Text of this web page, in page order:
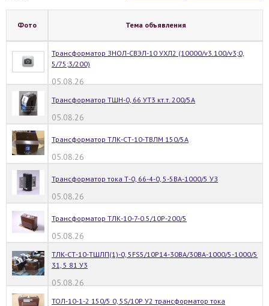
Фото Тема объявления
Трансформатор ЗНОЛ-СВЭЛ-10 УХЛ2 (10000/v3.100/v3;0,
5/75;3/200)
05.08.26
Трансформатор ТШН-0, 66 УТ3 кт.т. 200/5А
05.08.26
Трансформатор ТЛК-СТ-10-ТВЛМ 150/5А
05.08.26
Трансформатор тока Т-0, 66-4-0, 5-5ВА-1000/5 УЗ
05.08.26
Трансформатор ТЛК-10-7-0.5/10Р-200/5
05.08.26
ТЛК-СТ-10-ТШЛП(1)-0, 5FS5/10Р14-30ВА/30ВА-1000/5-1000/5
31, 5 81 У3
05.08.26
ТОЛ-10-1-2 150/5 0, 5S/10Р У2 трансформатор тока